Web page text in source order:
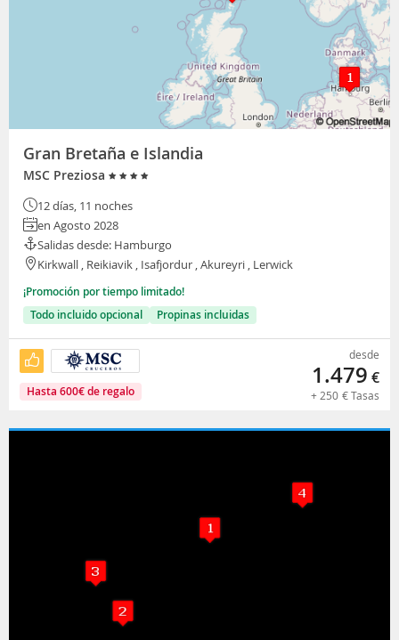
Gran Bretaña e Islandia
MSC Preziosa
12 días, 11 noches
en Agosto 2028
Salidas desde: Hamburgo
Kirkwall , Reikiavik , Isafjordur , Akureyri , Lerwick
¡Promoción por tiempo limitado!
Todo incluido opcional
Propinas incluidas
Hasta 600€de regalo
desde
1.479 €
+250 €Tasas